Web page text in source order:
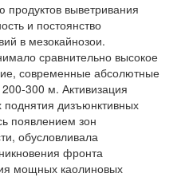
выветривания
и постоянство
в мезокайнозои.
сравнительно высокое
современные абсолютные
300 м. Активизация
дизъюнктивных
появлением зон
обусловливала
фронта
мощных каолиновых